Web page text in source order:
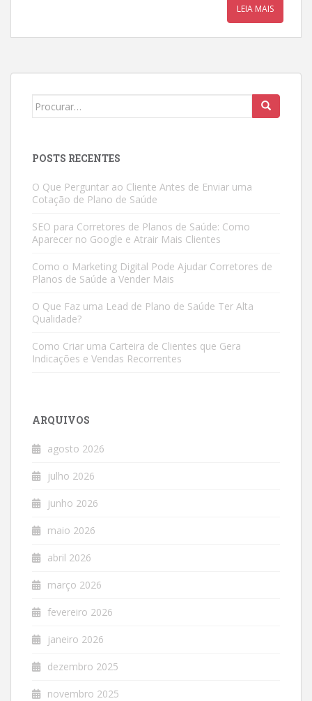
LEIA MAIS
Search
POSTS RECENTES
O Que Perguntar ao Cliente Antes de Enviar uma
Cotação de Plano de Saúde
SEO para Corretores de Planos de Saúde: Como
Aparecer no Google e Atrair Mais Clientes
Como o Marketing Digital Pode Ajudar Corretores de
Planos de Saúde a Vender Mais
O Que Faz uma Lead de Plano de Saúde Ter Alta
Qualidade?
Como Criar uma Carteira de Clientes que Gera
Indicações e Vendas Recorrentes
ARQUIVOS
agosto 2026
julho 2026
junho 2026
maio 2026
abril 2026
março 2026
fevereiro 2026
janeiro 2026
dezembro 2025
novembro 2025